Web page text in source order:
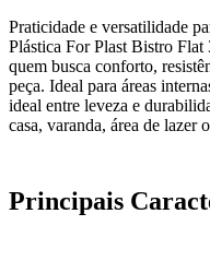
Praticidade e versatilidade
Plástica For Plast Bistro Flat
quem busca conforto,
peça. Ideal para áreas
ideal entre leveza e
casa, varanda, área de lazer
Principais